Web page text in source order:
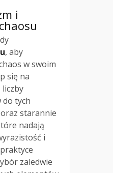
i
, aby
w swoim
się na
tych
starannie
nadają
i
zaledwie